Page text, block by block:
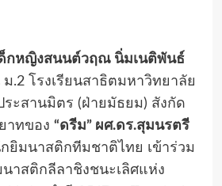
กหญิงสนนต์วฤณ นิ่มเนติพันธ์
.2 โรงเรียนสาธิตมหาวิทยาลัย
ะสานมิตร (ฝ่ายมัธยม) สังกัด
าทของ “ดรีม” ผศ.ดร.สุมนรตรี
ยิมนาสติกทีมชาติไทย เข้าร่วม
าสติกลีลาชิงชนะเลิศแห่ง